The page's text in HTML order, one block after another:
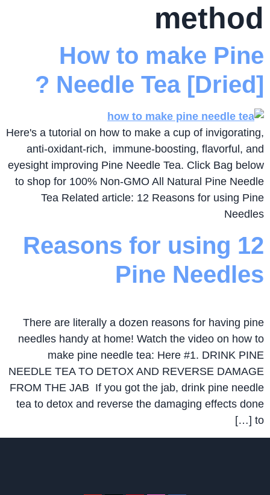
method
How to make Pine
Needle Tea [Dried] ?
Here's a tutorial on how to make a cup of invigorating,
anti-oxidant-rich, immune-boosting, flavorful, and
eyesight improving Pine Needle Tea. Click Bag below
to shop for 100% Non-GMO All Natural Pine Needle
Tea Related article: 12 Reasons for using Pine
Needles
12 Reasons for using
Pine Needles
There are literally a dozen reasons for having pine
needles handy at home! Watch the video on how to
make pine needle tea: Here #1. DRINK PINE
NEEDLE TEA TO DETOX AND REVERSE DAMAGE
FROM THE JAB If you got the jab, drink pine needle
tea to detox and reverse the damaging effects done
to […]